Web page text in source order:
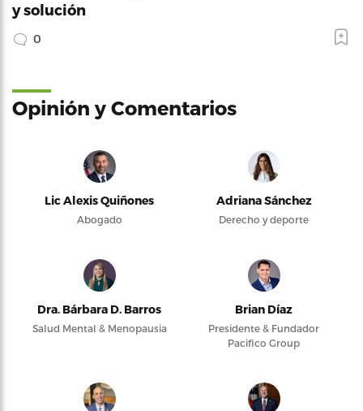
y solución
0
Opinión y Comentarios
Lic Alexis Quiñones
Abogado
Adriana Sánchez
Derecho y deporte
Dra. Bárbara D. Barros
Salud Mental & Menopausia
Brian Díaz
Presidente & Fundador
Pacifico Group